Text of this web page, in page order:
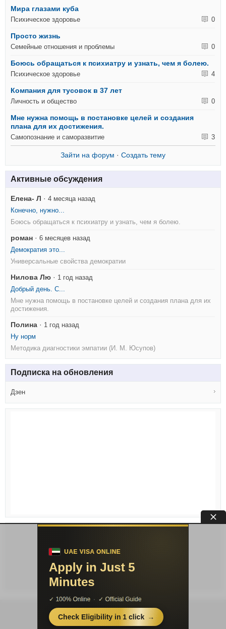
Мира глазами куба
Психическое здоровье 0
Просто жизнь
Семейные отношения и проблемы 0
Боюсь обращаться к психиатру и узнать, чем я болею.
Психическое здоровье 4
Компания для тусовок в 37 лет
Личность и общество 0
Мне нужна помощь в постановке целей и создания
плана для их достижения.
Самопознание и саморазвитие 3
Зайти на форум · Создать тему
Активные обсуждения
Елена- Л ·4 месяца назад
Конечно, нужно...
Боюсь обращаться к психиатру и узнать, чем я болею.
роман ·6 месяцев назад
Демократия это...
Универсальные свойства демократии
Нилова Лю · 1 год назад
Добрый день. С...
Мне нужна помощь в постановке целей и создания плана для их
достижения.
Полина · 1 год назад
Ну норм
Методика диагностики эмпатии (И. М. Юсупов)
Подписка на обновления
Дзен
Условия публикации|Контакты|Про
проект|Соглашение| Конфиденциальность